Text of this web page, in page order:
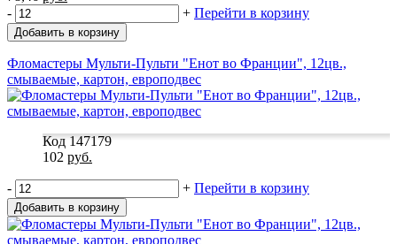
-
+ Перейти в корзину
Добавить в корзину
Фломастеры Мульти-Пульти "Енот во Франции", 12цв.,
смываемые, картон, европодвес
Код 147179
102 руб.
- + Перейти в корзину
Добавить в корзину